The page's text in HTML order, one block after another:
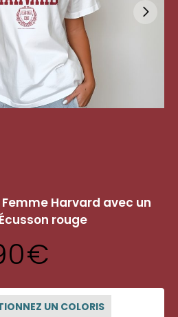
Harvard avec un
rouge
€
UN COLORIS